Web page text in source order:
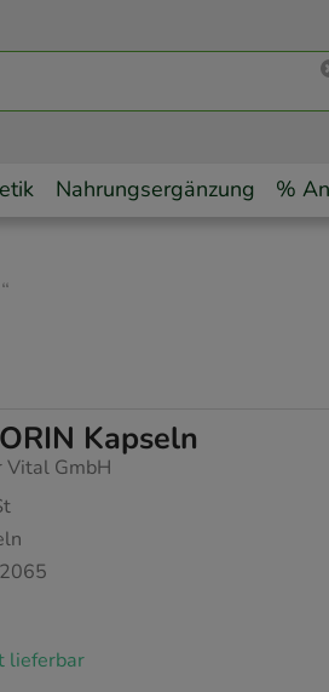
Nahrungsergänzung %
“
Kapseln
Vital GmbH
lieferbar